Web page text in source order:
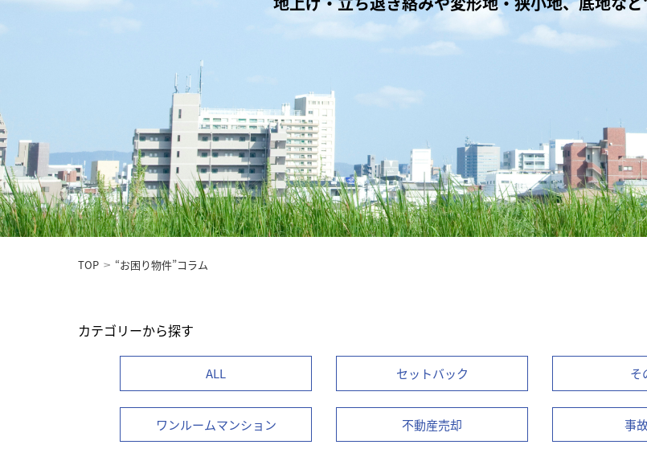
TOP “お困り物件”コラム
カテゴリーから探す
ALL セットバック そ
ワンルームマンション 不動産売却 事